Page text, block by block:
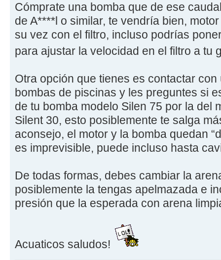
Cómprate una bomba que de ese
de A****l o similar, te vendría bien,
su vez con el filtro, incluso podrías
para ajustar la velocidad en el filtro a tu
Otra opción que tienes es contactar
bombas de piscinas y les preguntes si
de tu bomba modelo Silen 75 por la del
Silent 30, esto posiblemente te salga
aconsejo, el motor y la bomba quedan
es imprevisible, puede incluso hasta
De todas formas, debes cambiar la
posiblemente la tengas apelmazada e
presión que la esperada con arena
Acuaticos saludos!